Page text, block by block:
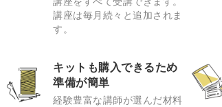
講座は毎月続々と追加されま
す。
キットも購入できるため
準備が簡単
経験豊富な講師が選んだ材料